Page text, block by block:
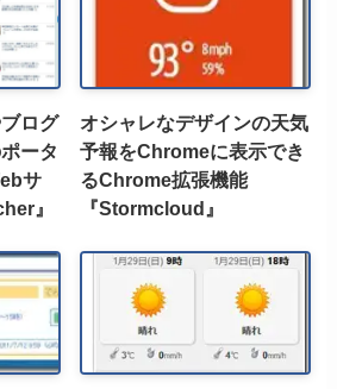
ログ
ータ
サ
』
オシャレなデザインの天気
予報をChromeに表示でき
るChrome拡張機能
『Stormcloud』